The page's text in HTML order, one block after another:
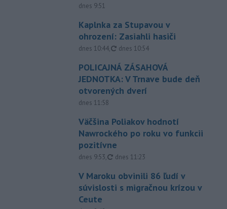
dnes 9:51
Kaplnka za Stupavou v
ohrození: Zasiahli hasiči
dnes 10:44, aktualizované
dnes 10:54
POLICAJNÁ ZÁSAHOVÁ
JEDNOTKA: V Trnave bude deň
otvorených dverí
dnes 11:58
Väčšina Poliakov hodnotí
Nawrockého po roku vo funkcii
pozitívne
dnes 9:53, aktualizované
dnes 11:23
V Maroku obvinili 86 ľudí v
súvislosti s migračnou krízou v
Ceute